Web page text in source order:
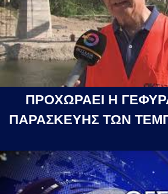
ΠΡΟΧΩΡΑΕΙ Η
ΠΑΡΑΣΚΕΥΗΣ ΤΩΝ